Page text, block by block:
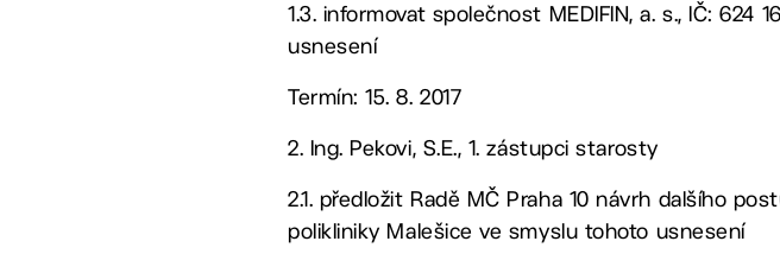
1.3. informovat společnost MEDIFIN, a. s., IČ: 624
usnesení
Termín: 15. 8. 2017
2. Ing. Pekovi, S.E., 1. zástupci starosty
2.1. předložit Radě MČ Praha 10 návrh dalšího
polikliniky Malešice ve smyslu tohoto usnesení